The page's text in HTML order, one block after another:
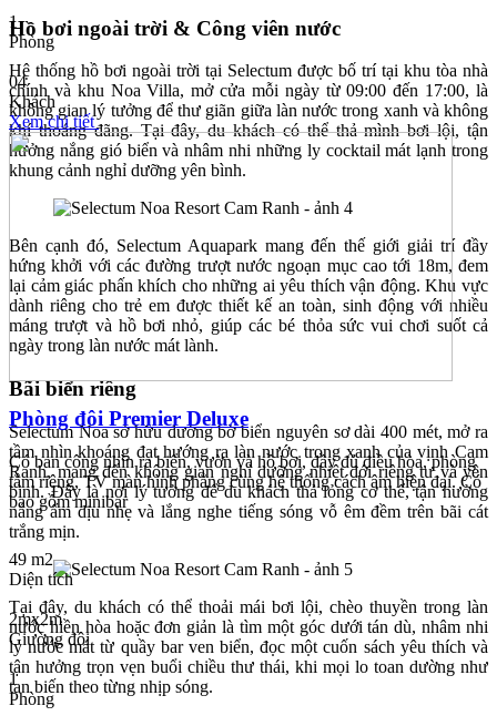
Hồ bơi ngoài trời & Công viên nước
Hệ thống hồ bơi ngoài trời tại Selectum được bố trí tại khu tòa nhà
chính và khu Noa Villa, mở cửa mỗi ngày từ 09:00 đến 17:00, là
không gian lý tưởng để thư giãn giữa làn nước trong xanh và không
khí thoáng đãng. Tại đây, du khách có thể thả mình bơi lội, tận
hưởng nắng gió biển và nhâm nhi những ly cocktail mát lạnh trong
khung cảnh nghỉ dưỡng yên bình.
Bên cạnh đó, Selectum Aquapark mang đến thế giới giải trí đầy
hứng khởi với các đường trượt nước ngoạn mục cao tới 18m, đem
lại cảm giác phấn khích cho những ai yêu thích vận động. Khu vực
dành riêng cho trẻ em được thiết kế an toàn, sinh động với nhiều
máng trượt và hồ bơi nhỏ, giúp các bé thỏa sức vui chơi suốt cả
ngày trong làn nước mát lành.
Bãi biển riêng
Selectum Noa sở hữu đường bờ biển nguyên sơ dài 400 mét, mở ra
tầm nhìn khoáng đạt hướng ra làn nước trong xanh của vịnh Cam
Ranh, mang đến không gian nghỉ dưỡng nhiệt đới riêng tư và yên
bình. Đây là nơi lý tưởng để du khách thả lỏng cơ thể, tận hưởng
nắng ấm dịu nhẹ và lắng nghe tiếng sóng vỗ êm đềm trên bãi cát
trắng mịn.
Tại đây, du khách có thể thoải mái bơi lội, chèo thuyền trong làn
nước hiền hòa hoặc đơn giản là tìm một góc dưới tán dù, nhâm nhi
ly nước mát từ quầy bar ven biển, đọc một cuốn sách yêu thích và
tận hưởng trọn vẹn buổi chiều thư thái, khi mọi lo toan dường như
tan biến theo từng nhịp sóng.
1
Phòng
04
Khách
Xem chi tiết
Phòng đôi Premier Deluxe
Có ban công nhìn ra biển, vườn và hồ bơi, đầy đủ điều hòa, phòng
tắm riêng, TV màn hình phẳng cùng hệ thống cách âm hiện đại. Có
bao gồm minibar
49 m2
Diện tích
2mx2m
Giường đôi
1
Phòng